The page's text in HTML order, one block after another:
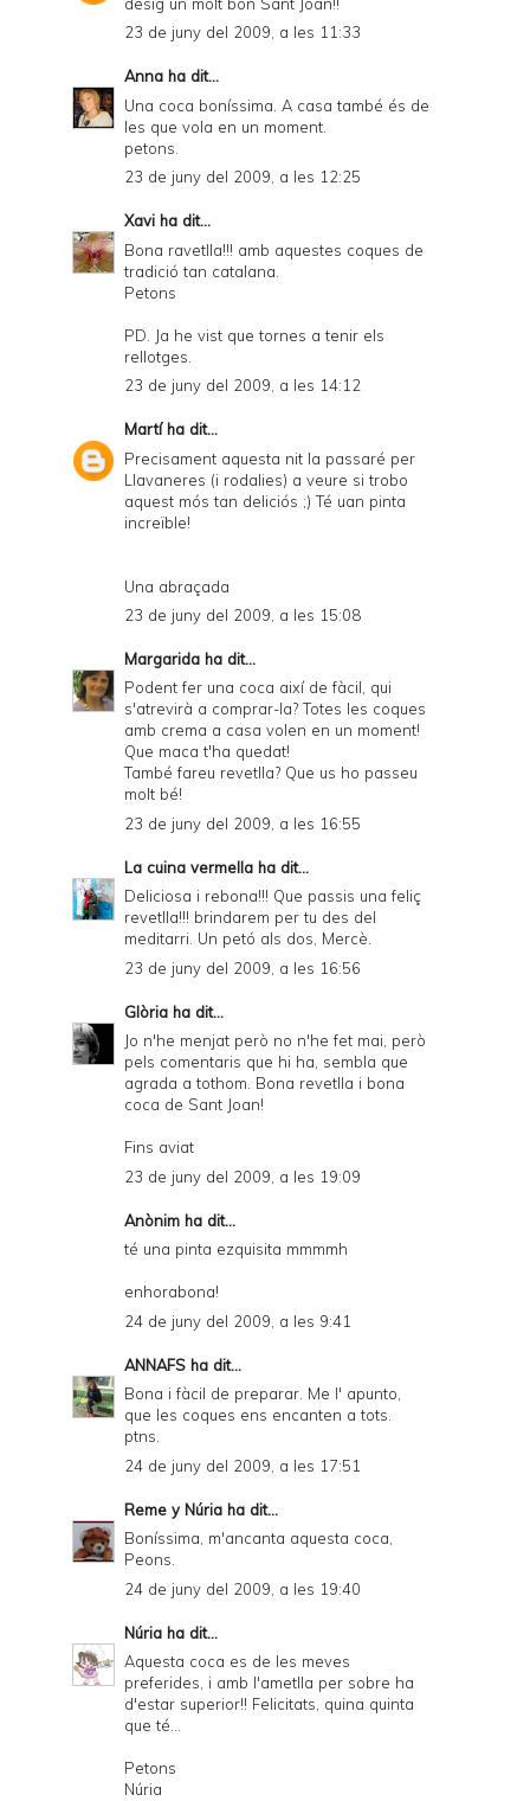
23 de juny del 2009, a les 11:33
Anna ha dit...
Una coca boníssima. A casa també és de
les que vola en un moment.
petons.
23 de juny del 2009, a les 12:25
Xavi ha dit...
Bona ravetlla!!! amb aquestes coques de
tradició tan catalana.
Petons
PD. Ja he vist que tornes a tenir els
rellotges.
23 de juny del 2009, a les 14:12
Martíha dit...
Precisament aquesta nit la passaré per
Llavaneres (i rodalies) a veure si trobo
aquest mós tan deliciós ;) Té uan pinta
increïble!
Una abraçada
23 de juny del 2009, a les 15:08
Margarida ha dit...
Podent fer una coca així de fàcil, qui
s'atrevirà a comprar-la? Totes les coques
amb crema a casa volen en un moment!
Que maca t'ha quedat!
També fareu revetlla? Que us ho passeu
molt bé!
23 de juny del 2009, a les 16:55
La cuina vermella ha dit...
Deliciosa i rebona!!! Que passis una feliç
revetlla!!! brindarem per tu des del
meditarri. Un petó als dos, Mercè.
23 de juny del 2009, a les 16:56
Glòria ha dit...
Jo n'he menjat però no n'he fet mai, però
pels comentaris que hi ha, sembla que
agrada a tothom. Bona revetlla i bona
coca de Sant Joan!
Fins aviat
23 de juny del 2009, a les 19:09
Anònim ha dit...
té una pinta ezquisita mmmmh
enhorabona!
24 de juny del 2009, a les 9:41
ANNAFS ha dit...
Bona i fàcil de preparar. Me l' apunto,
que les coques ens encanten a tots.
ptns.
24 de juny del 2009, a les 17:51
Reme y Núria ha dit...
Boníssima, m'ancanta aquesta coca,
Peons.
24 de juny del 2009, a les 19:40
Núria ha dit...
Aquesta coca es de les meves
preferides, i amb l'ametlla per sobre ha
d'estar superior!! Felicitats, quina quinta
que té...
Petons
Núria